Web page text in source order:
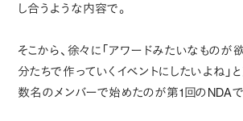
し合うような内容で。
そこから、徐々に「アワードみたいなものが
分たちで作っていくイベントにしたいよね」
数名のメンバーで始めたのが第1回のNDAで